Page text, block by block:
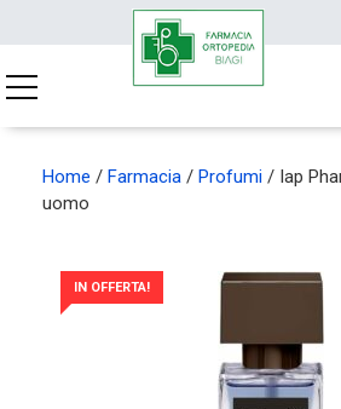
Home / Farmacia / Profumi / Iap
uomo
IN OFFERTA!